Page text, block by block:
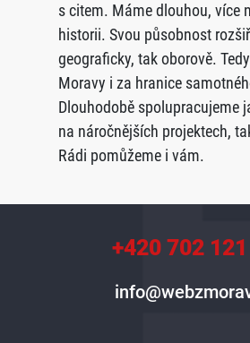
s citem. Máme dlouhou, více
historii. Svou působnost
geograficky, tak oborově.
Moravy i za hranice
Dlouhodobě spolupracujeme
na náročnějších projektech,
Rádi pomůžeme i vám.
+420 702